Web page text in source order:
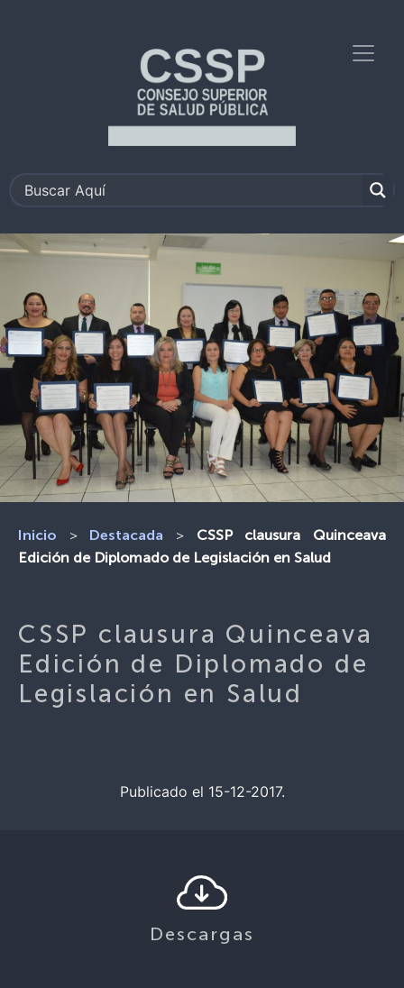
Inicio > Destacada > CSSP clausura Quinceava
Edición de Diplomado de Legislación en Salud
CSSP clausura Quinceava
Edición de Diplomado de
Legislación en Salud
Publicado el 15-12-2017.
Descargas